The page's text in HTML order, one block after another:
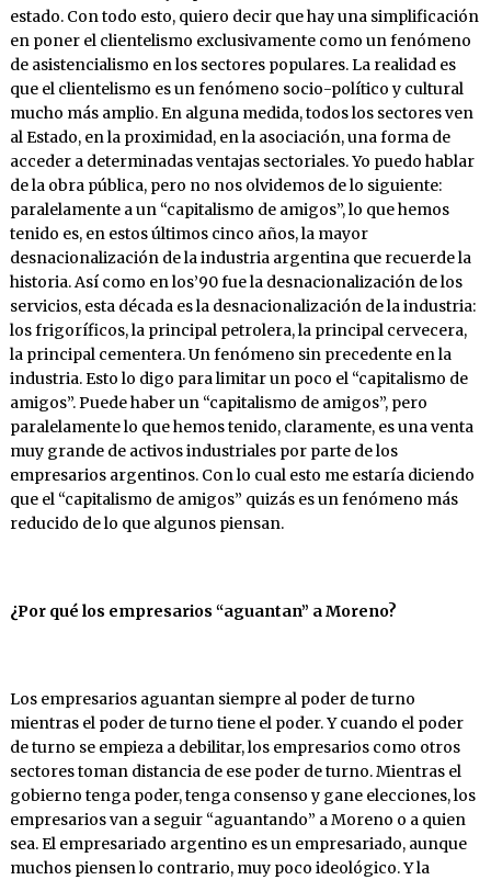
estado. Con todo esto, quiero decir que hay una simplificación
en poner el clientelismo exclusivamente como un fenómeno
de asistencialismo en los sectores populares. La realidad es
que el clientelismo es un fenómeno socio-político y cultural
mucho más amplio. En alguna medida, todos los sectores ven
al Estado, en la proximidad, en la asociación, una forma de
acceder a determinadas ventajas sectoriales. Yo puedo hablar
de la obra pública, pero no nos olvidemos de lo siguiente:
paralelamente a un “capitalismo de amigos”, lo que hemos
tenido es, en estos últimos cinco años, la mayor
desnacionalización de la industria argentina que recuerde la
historia. Así como en los’90 fue la desnacionalización de los
servicios, esta década es la desnacionalización de la industria:
los frigoríficos, la principal petrolera, la principal cervecera,
la principal cementera. Un fenómeno sin precedente en la
industria. Esto lo digo para limitar un poco el “capitalismo de
amigos”. Puede haber un “capitalismo de amigos”, pero
paralelamente lo que hemos tenido, claramente, es una venta
muy grande de activos industriales por parte de los
empresarios argentinos. Con lo cual esto me estaría diciendo
que el “capitalismo de amigos” quizás es un fenómeno más
reducido de lo que algunos piensan.
¿Por qué los empresarios “aguantan” a Moreno?
Los empresarios aguantan siempre al poder de turno
mientras el poder de turno tiene el poder. Y cuando el poder
de turno se empieza a debilitar, los empresarios como otros
sectores toman distancia de ese poder de turno. Mientras el
gobierno tenga poder, tenga consenso y gane elecciones, los
empresarios van a seguir “aguantando” a Moreno o a quien
sea. El empresariado argentino es un empresariado, aunque
muchos piensen lo contrario, muy poco ideológico. Y la